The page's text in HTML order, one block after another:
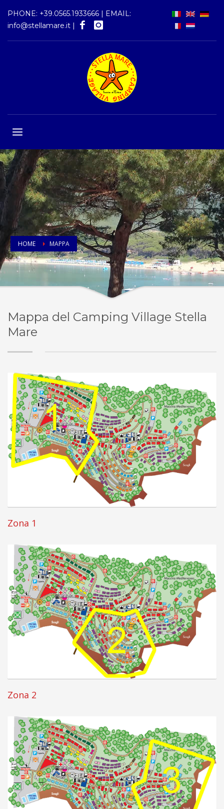
PHONE: +39.0565.1933666 | EMAIL:
info@stellamare.it |
HOME MAPPA
Mappa del Camping Village Stella
Mare
Zona 1
Zona 2